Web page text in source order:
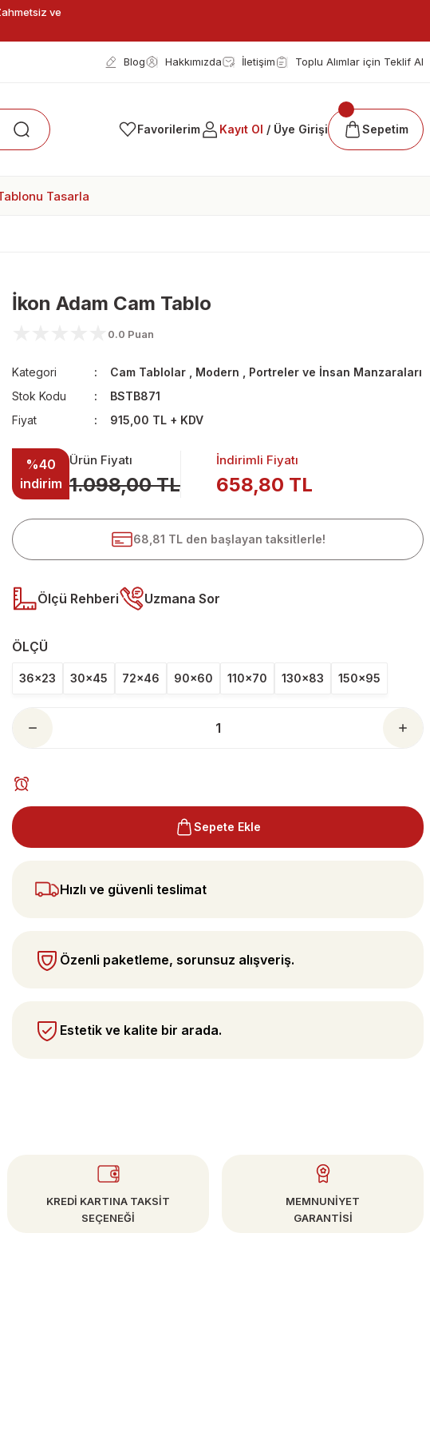
ve
Blog Hakkımızda İletişim Toplu Alımlar için Teklif Al
Favorilerim Kayıt Ol / Üye Girişi Sepetim
Tasarla
İkon Adam Cam Tablo
0.0 Puan
Kategori Cam Tablolar Modern
Portreler ve İnsan Manzaraları
Stok Kodu
BSTB871
Fiyat
915,00 TL + KDV
%40
indirim
Ürün Fiyatı
1.098,00 TL
İndirimli Fiyatı
658,80 TL
68,81 TL den başlayan taksitlerle!
Ölçü Rehberi Uzmana Sor
ÖLÇÜ
36x23 30x45 72x46 90x60 110x70 130x83 150x95
Sepete Ekle
Hızlı ve güvenli teslimat
Özenli paketleme, sorunsuz alışveriş.
Estetik ve kalite bir arada.
KREDİ KARTINA TAKSİT
SEÇENEĞİ
MEMNUNİYET
GARANTİSİ